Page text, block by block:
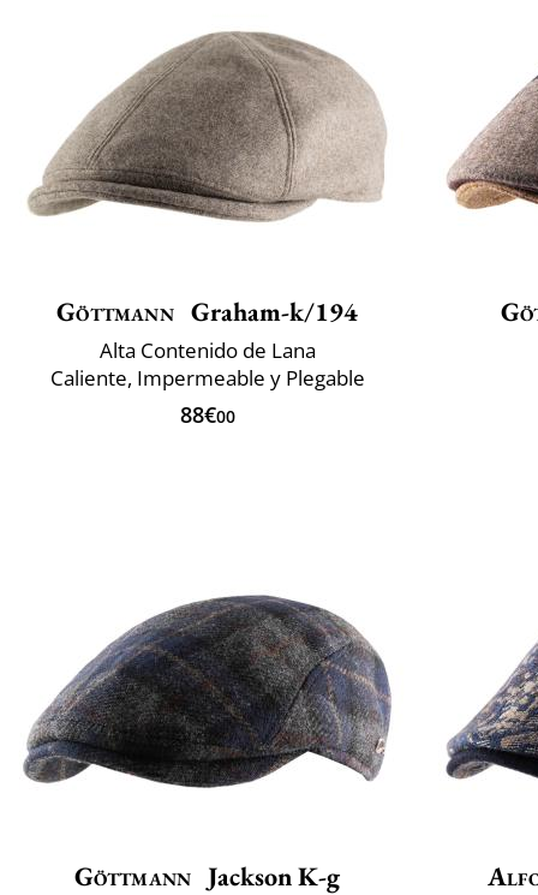
Göttmann Graham-k/194
Alta Contenido de Lana
Caliente, Impermeable y Plegable
88€00
Göttmann Jackson K-g